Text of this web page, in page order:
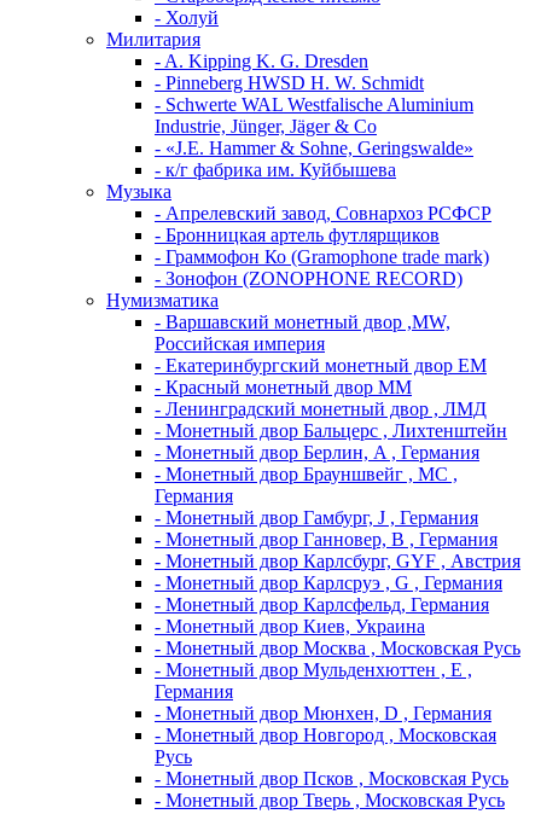
- Холуй
Милитария
- A. Kipping K. G. Dresden
- Pinneberg HWSD H. W. Schmidt
- Schwerte WAL Westfalische Aluminium
Industrie, Jünger, Jäger & Co
- «J.E. Hammer & Sohne, Geringswalde»
- к/г фабрика им. Куйбышева
Музыка
- Апрелевский завод, Совнархоз РСФСР
- Бронницкая артель футлярщиков
- Граммофон Ко (Gramophone trade mark)
- Зонофон (ZONOPHONE RECORD)
Нумизматика
- Варшавский монетный двор ,MW,
Российская империя
- Екатеринбургский монетный двор ЕМ
- Красный монетный двор ММ
- Ленинградский монетный двор , ЛМД
- Монетный двор Бальцерс , Лихтенштейн
- Монетный двор Берлин, A , Германия
- Монетный двор Брауншвейг , MC ,
Германия
- Монетный двор Гамбург, J , Германия
- Монетный двор Ганновер, B , Германия
- Монетный двор Карлсбург, GYF , Австрия
- Монетный двор Карлсруэ , G , Германия
- Монетный двор Карлсфельд, Германия
- Монетный двор Киев, Украина
- Монетный двор Москва , Московская Русь
- Монетный двор Мульденхюттен , Е ,
Германия
- Монетный двор Мюнхен, D , Германия
- Монетный двор Новгород , Московская
Русь
- Монетный двор Псков , Московская Русь
- Монетный двор Тверь , Московская Русь